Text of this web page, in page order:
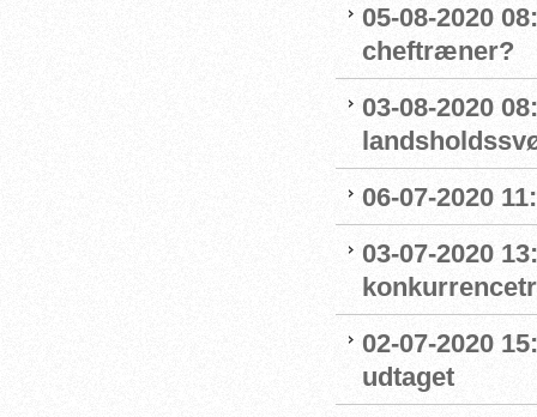
05-08-2020
cheftræner?
03-08-2020
06-07-2020
03-07-2020
02-07-2020
udtaget